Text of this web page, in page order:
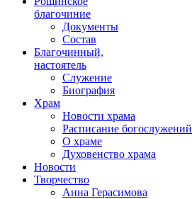
благочиние
Документы
Состав
Благочинный,
настоятель
Служение
Биография
Храм
Новости храма
Расписание богослужений
О храме
Духовенство храма
Новости
Творчество
Анна Герасимова